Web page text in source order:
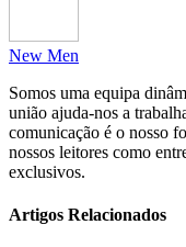
New Men
Somos uma equipa
união ajuda-nos a
comunicação é o nosso
nossos leitores como
exclusivos.
Artigos Relacionados